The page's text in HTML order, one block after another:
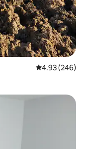
평점 4.93점(5
4.93 (246)